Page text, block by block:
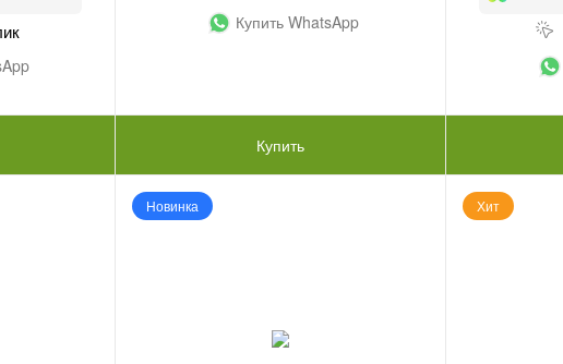
Купить WhatsApp
Купить
Новинка Хит